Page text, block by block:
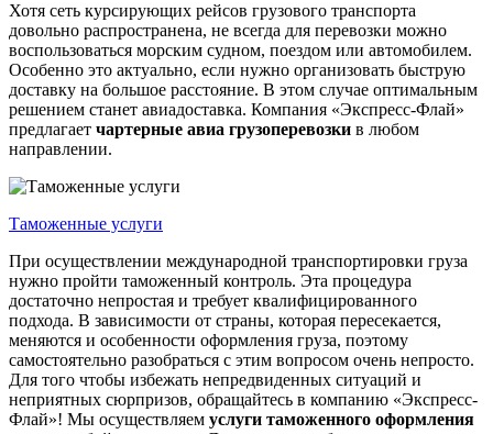
Хотя сеть курсирующих рейсов грузового транспорта
довольно распространена, не всегда для перевозки можно
воспользоваться морским судном, поездом или автомобилем.
Особенно это актуально, если нужно организовать быструю
доставку на большое расстояние. В этом случае оптимальным
решением станет авиадоставка. Компания «Экспресс-Флай»
предлагает чартерные авиа грузоперевозки в любом
направлении.
Таможенные услуги
При осуществлении международной транспортировки груза
нужно пройти таможенный контроль. Эта процедура
достаточно непростая и требует квалифицированного
подхода. В зависимости от страны, которая пересекается,
меняются и особенности оформления груза, поэтому
самостоятельно разобраться с этим вопросом очень непросто.
Для того чтобы избежать непредвиденных ситуаций и
неприятных сюрпризов, обращайтесь в компанию «Экспресс-
Флай»! Мы осуществляем услуги таможенного оформления